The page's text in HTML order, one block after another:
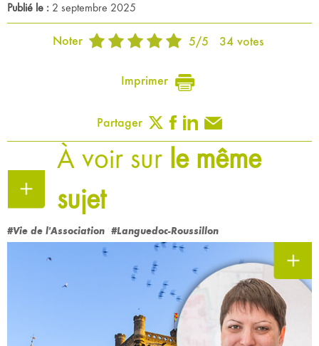
Publié le : 2 septembre 2025
Noter 5/5 34votes
Imprimer
Partager
À voir sur le même
sujet
#Vie de l'Association #Languedoc-Roussillon